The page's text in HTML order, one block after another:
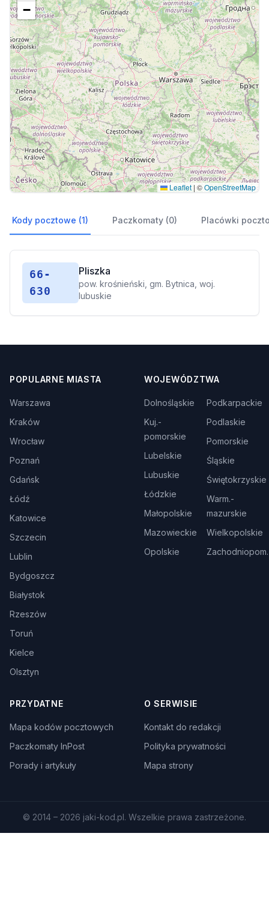
−
Leaflet | ©OpenStreetMap
Kody pocztowe (1) Paczkomaty (0) Placówki
66-
630
Pliszka
pow. krośnieński, gm. Bytnica, woj.
lubuskie
POPULARNE MIASTA
Warszawa
Kraków
Wrocław
Poznań
Gdańsk
Łódź
Katowice
Szczecin
Lublin
Bydgoszcz
Białystok
Rzeszów
Toruń
Kielce
Olsztyn
WOJEWÓDZTWA
Dolnośląskie
Kuj.-
pomorskie
Lubelskie
Lubuskie
Łódzkie
Małopolskie
Mazowieckie
Opolskie
Podkarpackie
Podlaskie
Pomorskie
Śląskie
Świętokrzyskie
Warm.-
mazurskie
Wielkopolskie
Zachodniopom.
PRZYDATNE
Mapa kodów pocztowych
Paczkomaty InPost
Porady i artykuły
O SERWISIE
Kontakt do redakcji
Polityka prywatności
Mapa strony
© 2014 – 2026 jaki-kod.pl. Wszelkie prawa zastrzeżone.